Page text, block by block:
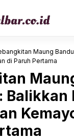
Maung
di Paruh Pertama
Balikkan